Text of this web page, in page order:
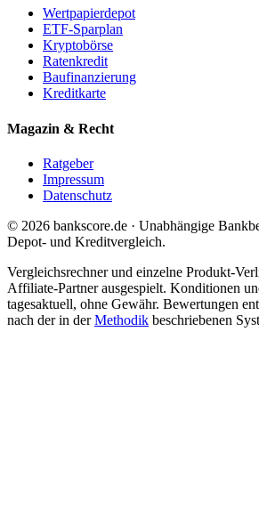
Wertpapierdepot
ETF-Sparplan
Kryptobörse
Ratenkredit
Baufinanzierung
Kreditkarte
Magazin & Recht
Ratgeber
Impressum
Datenschutz
© 2026 bankscore.de · Unabhängige
Depot- und Kreditvergleich.
Vergleichsrechner und einzelne Produkt-
Affiliate-Partner ausgespielt. Konditionen
tagesaktuell, ohne Gewähr. Bewertungen
nach der in derMethodik beschriebenen